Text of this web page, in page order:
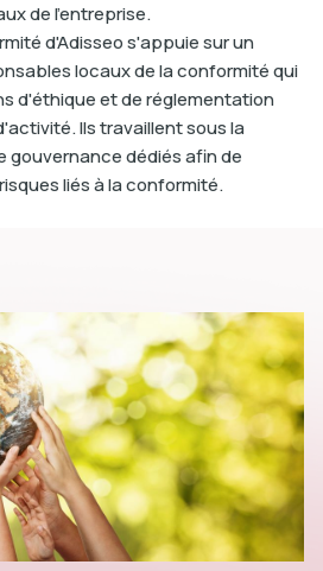
de l'entreprise.
d'Adisseo s'appuie sur un
locaux de la conformité qui
d'éthique et de réglementation
Ils travaillent sous la
gouvernance dédiés afin de
liés à la conformité.